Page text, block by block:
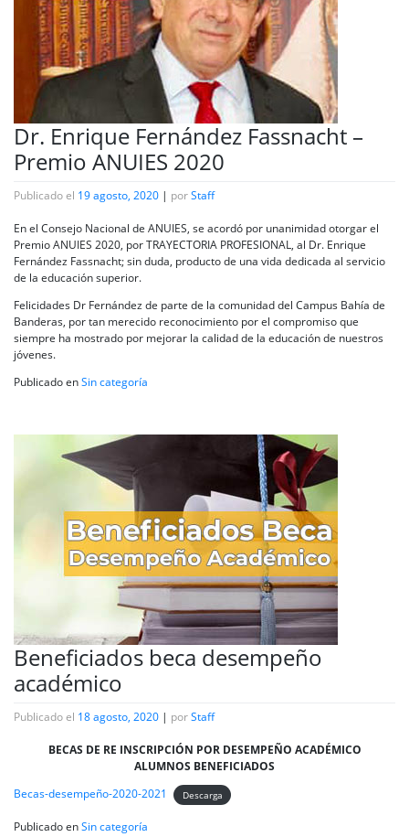
Dr. Enrique Fernández Fassnacht –
Premio ANUIES 2020
Publicado el 19 agosto, 2020 | porStaff
En el Consejo Nacional de ANUIES, se acordó por unanimidad otorgar el
Premio ANUIES 2020, por TRAYECTORIA PROFESIONAL, al Dr. Enrique
Fernández Fassnacht; sin duda, producto de una vida dedicada al servicio
de la educación superior.
Felicidades Dr Fernández de parte de la comunidad del Campus Bahía de
Banderas, por tan merecido reconocimiento por el compromiso que
siempre ha mostrado por mejorar la calidad de la educación de nuestros
jóvenes.
Publicado enSin categoría
Beneficiados beca desempeño
académico
Publicado el 18 agosto, 2020 | porStaff
BECAS DE RE INSCRIPCIÓN POR DESEMPEÑO ACADÉMICO
ALUMNOS BENEFICIADOS
Becas-desempeño-2020-2021
Descarga
Publicado enSin categoría